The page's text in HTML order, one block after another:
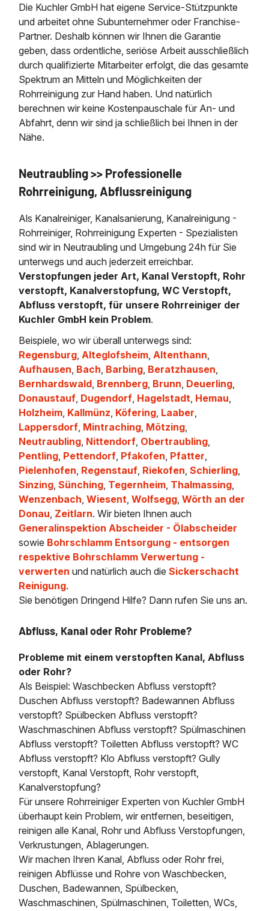
Die Kuchler GmbH hat eigene Service-Stützpunkte
und arbeitet ohne Subunternehmer oder Franchise-
Partner. Deshalb können wir Ihnen die Garantie
geben, dass ordentliche, seriöse Arbeit ausschließlich
durch qualifizierte Mitarbeiter erfolgt, die das gesamte
Spektrum an Mitteln und Möglichkeiten der
Rohrreinigung zur Hand haben. Und natürlich
berechnen wir keine Kostenpauschale für An- und
Abfahrt, denn wir sind ja schließlich bei Ihnen in der
Nähe.
Neutraubling >> Professionelle
Rohrreinigung, Abflussreinigung
Als Kanalreiniger, Kanalsanierung, Kanalreinigung -
Rohrreiniger, Rohrreinigung Experten - Spezialisten
sind wir in Neutraubling und Umgebung 24h für Sie
unterwegs und auch jederzeit erreichbar.
Verstopfungen jeder Art, Kanal Verstopft, Rohr
verstopft, Kanalverstopfung, WC Verstopft,
Abfluss verstopft, für unsere Rohrreiniger der
Kuchler GmbH kein Problem.
Beispiele, wo wir überall unterwegs sind:
Regensburg,Alteglofsheim,Altenthann,
Aufhausen, Bach, Barbing, Beratzhausen,
Bernhardswald, Brennberg, Brunn, Deuerling,
Donaustauf, Dugendorf, Hagelstadt, Hemau,
Holzheim, Kallmünz, Köfering, Laaber,
Lappersdorf, Mintraching, Mötzing,
Neutraubling, Nittendorf, Obertraubling,
Pentling, Pettendorf, Pfakofen, Pfatter,
Pielenhofen, Regenstauf, Riekofen,Schierling,
Sinzing,Sünching, Tegernheim, Thalmassing,
Wenzenbach,Wiesent,Wolfsegg,Wörth an der
Donau, Zeitlarn. Wir bieten Ihnen auch
Generalinspektion Abscheider - Ölabscheider
sowie Bohrschlamm Entsorgung - entsorgen
respektive Bohrschlamm Verwertung -
verwerten und natürlich auch dieSickerschacht
Reinigung.
Sie benötigen Dringend Hilfe? Dann rufen Sie uns an.
Abfluss, Kanal oder Rohr Probleme?
Probleme mit einem verstopften Kanal, Abfluss
oder Rohr?
Als Beispiel: Waschbecken Abfluss verstopft?
Duschen Abfluss verstopft? Badewannen Abfluss
verstopft? Spülbecken Abfluss verstopft?
Waschmaschinen Abfluss verstopft? Spülmaschinen
Abfluss verstopft? Toiletten Abfluss verstopft? WC
Abfluss verstopft? Klo Abfluss verstopft? Gully
verstopft, Kanal Verstopft, Rohr verstopft,
Kanalverstopfung?
Für unsere Rohrreiniger Experten von Kuchler GmbH
überhaupt kein Problem, wir entfernen, beseitigen,
reinigen alle Kanal, Rohr und Abfluss Verstopfungen,
Verkrustungen, Ablagerungen.
Wir machen Ihren Kanal, Abfluss oder Rohr frei,
reinigen Abflüsse und Rohre von Waschbecken,
Duschen, Badewannen, Spülbecken,
Waschmaschinen, Spülmaschinen, Toiletten, WCs,